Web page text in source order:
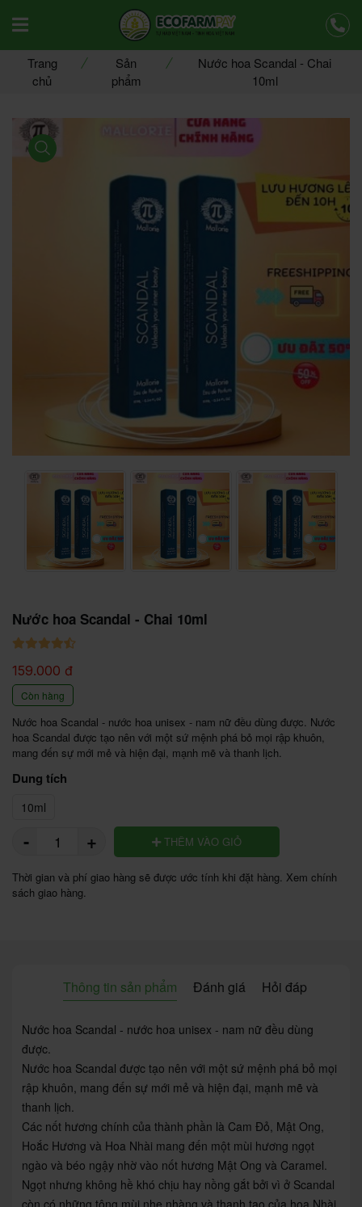
Offcanvas Menu Mobile Open
Trang
chủ
Sản
phẩm
Nước hoa Scandal - Chai
10ml
product view
Nước hoa Scandal - Chai 10ml
159.000 đ
Còn hàng
Nước hoa Scandal - nước hoa unisex - nam nữ đều dùng được. Nước
hoa Scandal được tạo nên với một sứ mệnh phá bỏ mọi rập khuôn,
mang đến sự mới mẻ và hiện đại, mạnh mẽ và thanh lịch.
Dung tích
10ml
- + THÊM VÀO GIỎ
Thời gian và phí giao hàng sẽ được ước tính khi đặt hàng. Xem chính
sách giao hàng.
Thông tin sản phẩm Đánh giá Hỏi đáp
Nước hoa Scandal - nước hoa unisex - nam nữ đều dùng
được.
Nước hoa Scandal được tạo nên với một sứ mệnh phá bỏ mọi
rập khuôn, mang đến sự mới mẻ và hiện đại, mạnh mẽ và
thanh lịch.
Các nốt hương chính của thành phần là Cam Đỏ, Mật Ong,
Hoắc Hương và Hoa Nhài mang đến một mùi hương ngọt
ngào và béo ngậy nhờ vào nốt hương Mật Ong và Caramel.
Ngọt nhưng không hề khó chịu hay nồng gắt bởi vì ở Scandal
còn có những tông mùi nhẹ nhàng và thanh tao của hoa Nhài,